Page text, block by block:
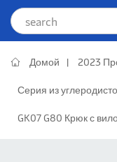
Домой 2023
Серия из
GK07 G80 Крюк с